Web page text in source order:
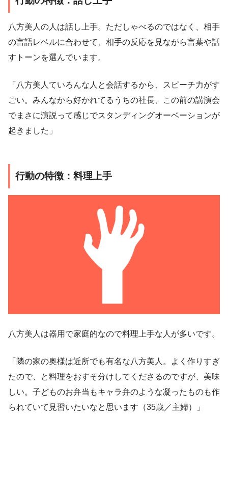
八方美人の人は話し上手。ただしゃべるのではなく、相手
の言語レベルに合わせて、相手の反応を見ながら言葉や話
すトーンを選んでいます。
「八方美人ていろんな人と会話するから、スピーチ力がす
ごい。みんなから好かれてるうちの社長、この前の講演会
でまさに演説って感じでスタンディングオーベーションが
起きました」
行動の特徴：料理上手
八方美人は器用で家庭的なので料理上手な人が多いです。
「隣の家の奥様は近所でも有名な八方美人。よく作りすぎ
たので、と料理をおすそ分けしてくださるのですが、美味
しい。子どものお弁当もキャラ弁のような凝ったものも作
られていて見習いたいなと思います（35歳／主婦）」